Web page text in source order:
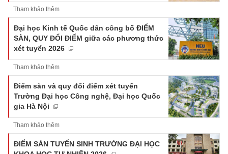
Tham khảo thêm
Đại học Kinh tế Quốc dân công bố ĐIỂM
SÀN, QUY ĐỔI ĐIỂM giữa các phương thức
xét tuyển 2026
Tham khảo thêm
Điểm sàn và quy đổi điểm xét tuyển
Trường Đại học Công nghệ, Đại học Quốc
gia Hà Nội
Tham khảo thêm
ĐIỂM SÀN TUYỂN SINH TRƯỜNG ĐẠI HỌC